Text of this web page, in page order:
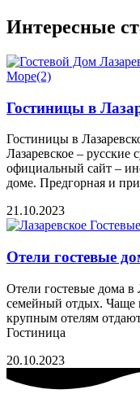
Интересные
Гостиницы в
Гостиницы в
Лазаревское –
официальный сайт –
доме. Предгорная и
21.10.2023
Отели гостевые
Отели гостевые дома в
семейный отдых. Чаще
крупным отелям
Гостиница
20.10.2023